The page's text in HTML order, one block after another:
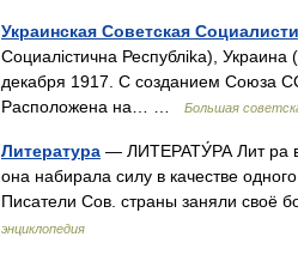
Украинская Советская
Социалicтична Республika),
декабря 1917. С созданием Союза
Расположена на… …
Большая
Литература — ЛИТЕРАТУ́РА Лит ра
она набирала силу в качестве
Писатели Сов. страны заняли
энциклопедия